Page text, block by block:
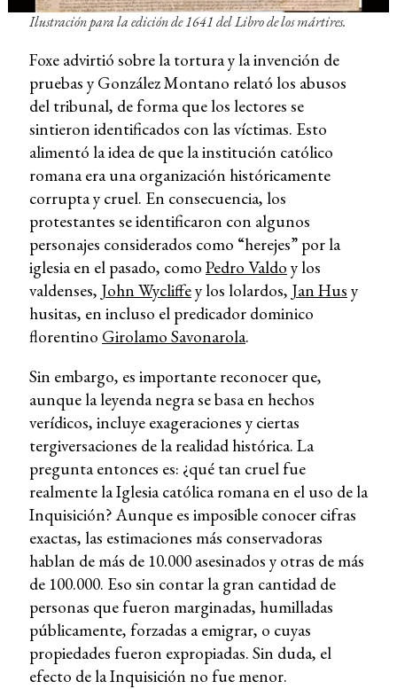
Ilustración para la edición de 1641 delLibro de los mártires.
Foxe advirtió sobre la tortura y la invención de
pruebas y González Montano relató los abusos
del tribunal, de forma que los lectores se
sintieron identificados con las víctimas. Esto
alimentó la idea de que la institución católico
romana era una organización históricamente
corrupta y cruel. En consecuencia, los
protestantes se identificaron con algunos
personajes considerados como “herejes” por la
iglesia en el pasado, como Pedro Valdo y los
valdenses, John Wycliffey los lolardos, Jan Hus y
husitas, en incluso el predicador dominico
florentino Girolamo Savonarola.
Sin embargo, es importante reconocer que,
aunque la leyenda negra se basa en hechos
verídicos, incluye exageraciones y ciertas
tergiversaciones de la realidad histórica. La
pregunta entonces es: ¿qué tan cruel fue
realmente la Iglesia católica romana en el uso de la
Inquisición? Aunque es imposible conocer cifras
exactas, las estimaciones más conservadoras
hablan de más de 10.000 asesinados y otras de más
de 100.000. Eso sin contar la gran cantidad de
personas que fueron marginadas, humilladas
públicamente, forzadas a emigrar, o cuyas
propiedades fueron expropiadas. Sin duda, el
efecto de la Inquisición no fue menor.